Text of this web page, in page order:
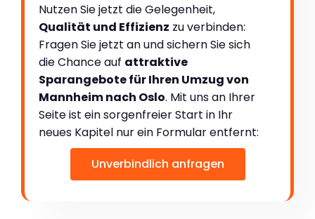
Nutzen Sie jetzt die Gelegenheit,
Qualität und Effizienz zu verbinden:
Fragen Sie jetzt an und sichern Sie sich
die Chance auf attraktive
Sparangebote für Ihren Umzug von
Mannheim nach Oslo. Mit uns an Ihrer
Seite ist ein sorgenfreier Start in Ihr
neues Kapitel nur ein Formular entfernt:
Unverbindlich anfragen